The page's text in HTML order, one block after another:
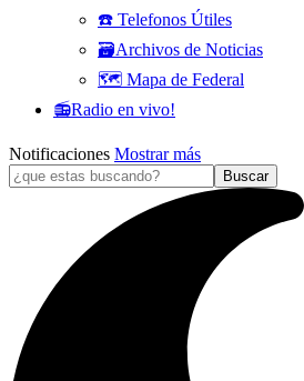
☎️ Telefonos Útiles
🗃️Archivos de Noticias
🗺️ Mapa de Federal
📻Radio en vivo!
Notificaciones Mostrar más